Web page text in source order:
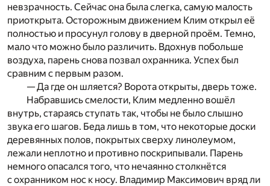
невзрачность. Сейчас она была слегка, самую малость
приоткрыта. Осторожным движением Клим открыл её
полностью и просунул голову в дверной проём. Темно,
мало что можно было различить. Вдохнув побольше
воздуха, парень снова позвал охранника. Успех был
сравним с первым разом.
— Да где он шляется? Ворота открыты, дверь тоже.
Набравшись смелости, Клим медленно вошёл
внутрь, стараясь ступать так, чтобы не было слышно
звука его шагов. Беда лишь в том, что некоторые доски
деревянных полов, покрытых сверху линолеумом,
лежали неплотно и противно поскрипывали. Парень
немного опасался того, что нечаянно столкнётся
с охранником нос к носу. Владимир Максимович вряд ли